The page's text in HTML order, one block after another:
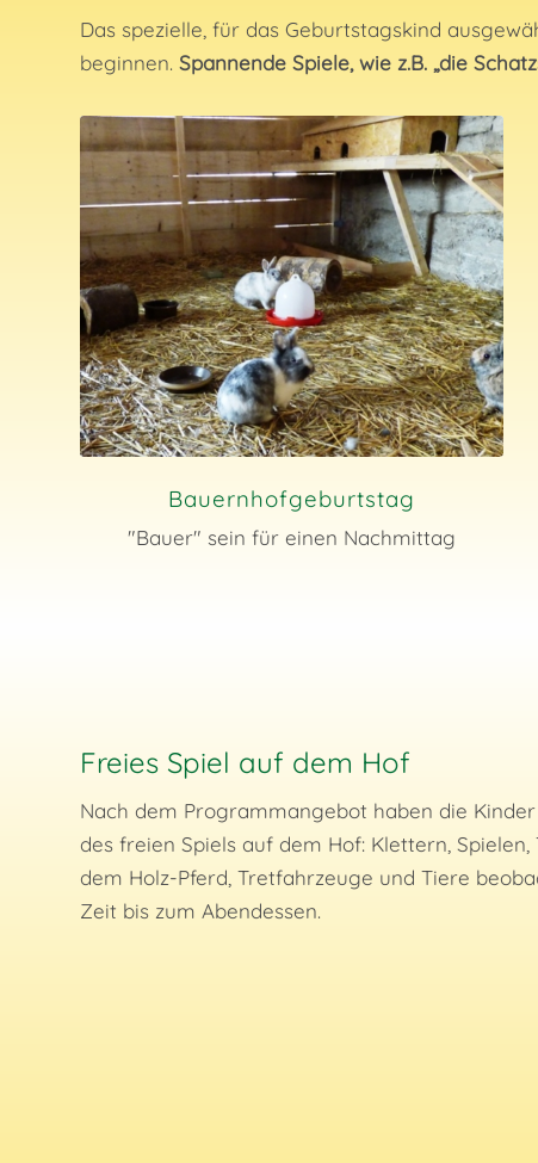
Das spezielle, für das Geburtstagskind
beginnen. Spannende Spiele, wie z.B. „die
Bauernhofgeburtstag
"Bauer" sein für einen Nachmittag
Pony-Geburtstag
Ponys knuddeln und ihre Bedürfnisse
Freies Spiel auf dem Hof
Nach dem Programmangebot haben die
des freien Spiels auf dem Hof: Klettern,
dem Holz-Pferd, Tretfahrzeuge und Tiere
Zeit bis zum Abendessen.